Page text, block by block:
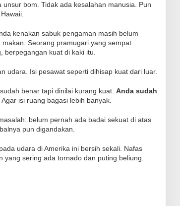
bom. Tidak ada kesalahan manusia. Pun
kenakan sabuk pengaman masih belum
Seorang pramugari yang sempat
berpegangan kuat di kaki itu.
udara. Isi pesawat seperti dihisap kuat dari luar.
benar tapi dinilai kurang kuat. Anda sudah
isi ruang bagasi lebih banyak.
belum pernah ada badai sekuat di atas
pun digandakan.
udara di Amerika ini bersih sekali. Nafas
yang sering ada tornado dan puting beliung.